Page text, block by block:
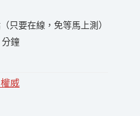
只要在線，免等馬上測）
分鐘
威